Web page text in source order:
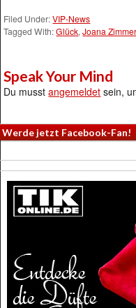
Filed Under:VIP-News
Tagged With:Glück,Joana Zimmer
Speak Your Mind
Du musstangemeldet sein,
Werde jetzt Facebook-Fan!